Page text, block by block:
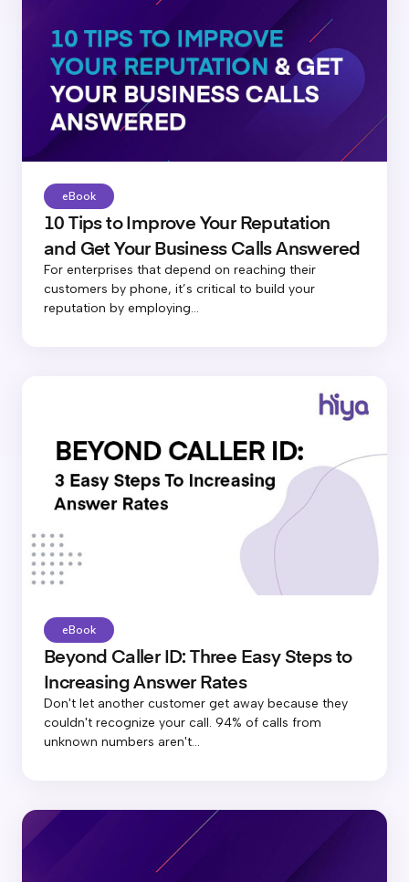
eBook
10 Tips to Improve Your Reputation
and Get Your Business Calls Answered
For enterprises that depend on reaching their
customers by phone, it’s critical to build your
reputation by employing...
eBook
Beyond Caller ID: Three Easy Steps to
Increasing Answer Rates
Don't let another customer get away because they
couldn't recognize your call. 94% of calls from
unknown numbers aren't...